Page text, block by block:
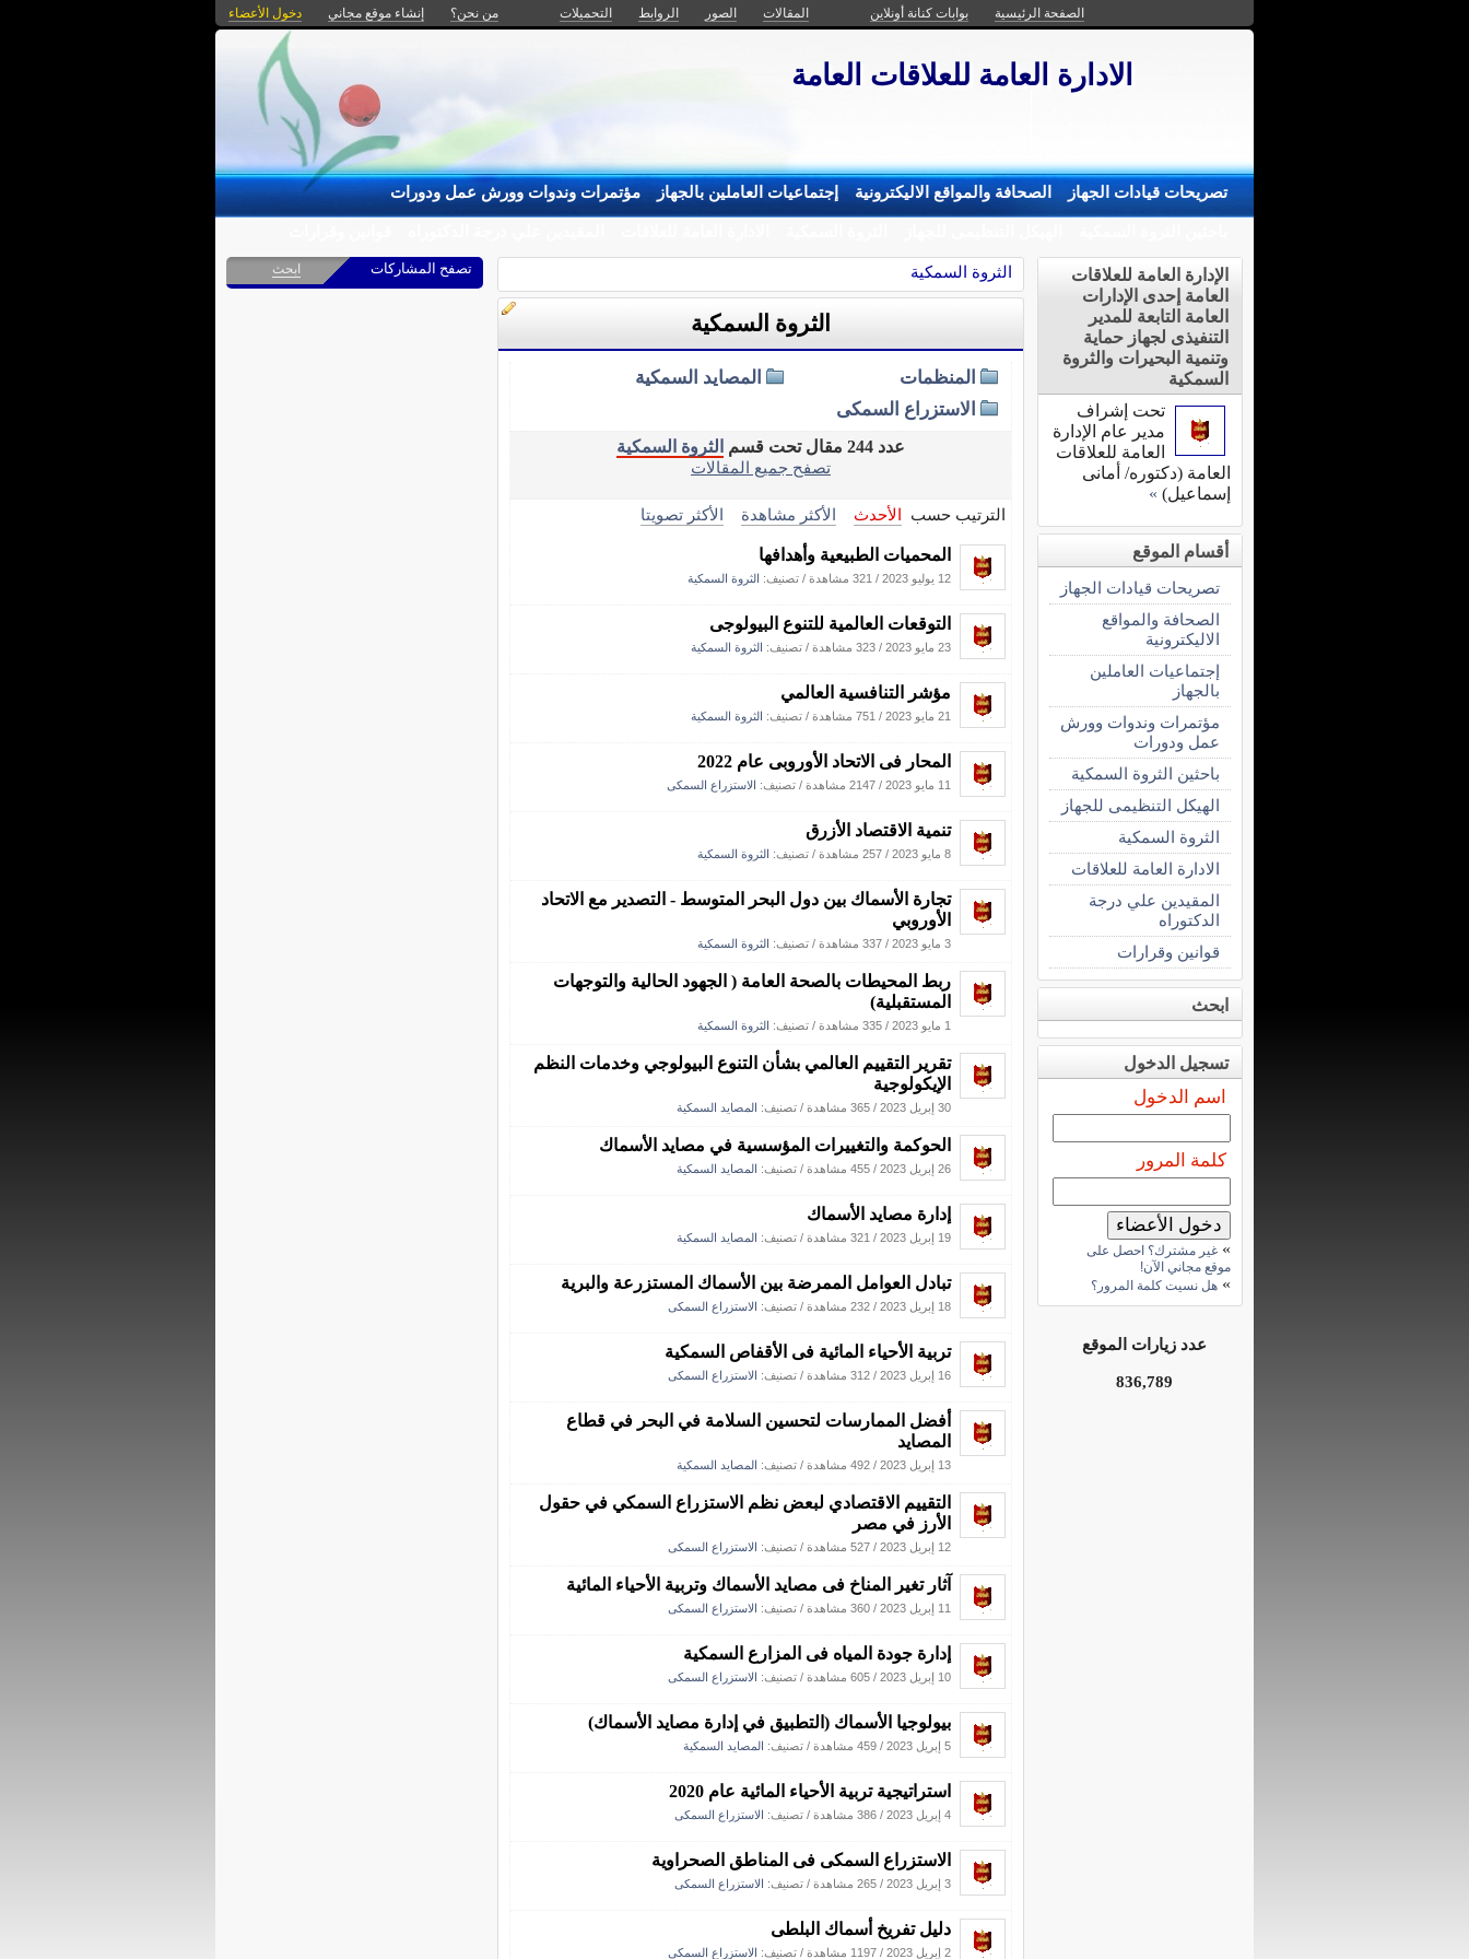
الصفحة الرئيسية بوابات كنانة أونلاين المقالات الصور الروابط التحميلات من نحن؟ إنشاء موقع مجاني دخول الأعضاء
الادارة العامة للعلاقات العامة
تصريحات قيادات الجهاز الصحافة والمواقع الاليكترونية إجتماعيات العاملين بالجهاز مؤتمرات وندوات وورش عمل ودورات
الثروة السمكية
الثروة السمكية
المنظمات
المصايد السمكية
الاستزراع السمكى
عدد 244 مقال تحت قسم
الثروة السمكية
تصفح جميع المقالات
الترتيب حسب الأحدث الأكثر مشاهدة الأكثر تصويتا
المحميات الطبيعية وأهدافها
12 يوليو 2023 / 321 مشاهدة / تصنيف: الثروة السمكية
التوقعات العالمية للتنوع البيولوجى
23 مايو 2023 / 323 مشاهدة / تصنيف: الثروة السمكية
مؤشر التنافسية العالمي
21 مايو 2023 / 751 مشاهدة / تصنيف: الثروة السمكية
المحار فى الاتحاد الأوروبى عام 2022
11 مايو 2023 / 2147 مشاهدة / تصنيف: الاستزراع السمكى
تنمية الاقتصاد الأزرق
8 مايو 2023 / 257 مشاهدة / تصنيف: الثروة السمكية
تجارة الأسماك بين دول البحر المتوسط - التصدير مع الاتحاد
الأوروبي
3 مايو 2023 / 337 مشاهدة / تصنيف: الثروة السمكية
ربط المحيطات بالصحة العامة ( الجهود الحالية والتوجهات
المستقبلية)
1 مايو 2023 / 335 مشاهدة / تصنيف: الثروة السمكية
تقرير التقييم العالمي بشأن التنوع البيولوجي وخدمات النظم
الإيكولوجية
30 إبريل 2023 / 365 مشاهدة / تصنيف: المصايد السمكية
الحوكمة والتغييرات المؤسسية في مصايد الأسماك
26 إبريل 2023 / 455 مشاهدة / تصنيف: المصايد السمكية
إدارة مصايد الأسماك
19 إبريل 2023 / 321 مشاهدة / تصنيف: المصايد السمكية
تبادل العوامل الممرضة بين الأسماك المستزرعة والبرية
18 إبريل 2023 / 232 مشاهدة / تصنيف: الاستزراع السمكى
تربية الأحياء المائية فى الأقفاص السمكية
16 إبريل 2023 / 312 مشاهدة / تصنيف: الاستزراع السمكى
أفضل الممارسات لتحسين السلامة في البحر في قطاع
المصايد
13 إبريل 2023 / 492 مشاهدة / تصنيف: المصايد السمكية
التقییم الاقتصادي لبعض نظم الاستزراع السمكي في حقول
الأرز في مصر
12 إبريل 2023 / 527 مشاهدة / تصنيف: الاستزراع السمكى
آثار تغير المناخ فى مصايد الأسماك وتربية الأحياء المائية
11 إبريل 2023 / 360 مشاهدة / تصنيف: الاستزراع السمكى
إدارة جودة المياه فى المزارع السمكية
10 إبريل 2023 / 605 مشاهدة / تصنيف: الاستزراع السمكى
بيولوجيا الأسماك (التطبيق في إدارة مصايد الأسماك)
5 إبريل 2023 / 459 مشاهدة / تصنيف: المصايد السمكية
استراتيجية تربية الأحياء المائية عام 2020
4 إبريل 2023 / 386 مشاهدة / تصنيف: الاستزراع السمكى
الاستزراع السمكى فى المناطق الصحراوية
3 إبريل 2023 / 265 مشاهدة / تصنيف: الاستزراع السمكى
دليل تفريخ أسماك البلطى
2 إبريل 2023 / 1197 مشاهدة / تصنيف: الاستزراع السمكى
الإدارة العامة للعلاقات
العامة إحدى الإدارات
العامة التابعة للمدير
التنفيذى لجهاز حماية
وتنمية البحيرات والثروة
السمكية
تحت إشراف
مدير عام الإدارة
العامة للعلاقات
العامة (دكتوره/ أمانى
إسماعيل) »
أقسام الموقع
تصريحات قيادات الجهاز
الصحافة والمواقع
الاليكترونية
إجتماعيات العاملين
بالجهاز
مؤتمرات وندوات وورش
عمل ودورات
باحثين الثروة السمكية
الهيكل التنظيمى للجهاز
الثروة السمكية
الادارة العامة للعلاقات
المقيدين علي درجة
الدكتوراه
قوانين وقرارات
ابحث
تسجيل الدخول
اسم الدخول
كلمة المرور
» غير مشترك؟ احصل على
موقع مجاني الآن!
» هل نسيت كلمة المرور؟
عدد زيارات الموقع
836,789
تصفح المشاركات ابحث